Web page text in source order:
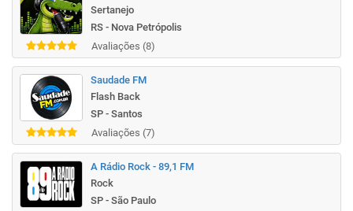
Sertanejo
RS - Nova Petrópolis
Avaliações (8)
Saudade FM
Flash Back
SP - Santos
Avaliações (7)
A Rádio Rock - 89,1 FM
Rock
SP - São Paulo